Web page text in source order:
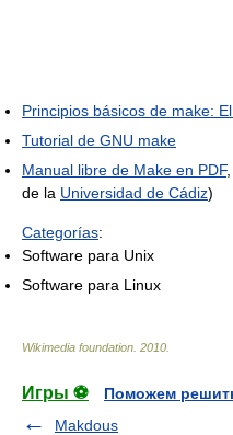
Principios básicos de make:
Tutorial de GNU make
Manual libre de Make en PDF
de la Universidad de Cádiz)
Categorías:
Software para Unix
Software para Linux
Wikimedia foundation 2010
Игры ⚽
Поможем
Makdous